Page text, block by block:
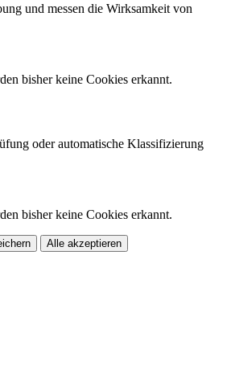
und messen die Wirksamkeit von
bisher keine Cookies erkannt.
oder automatische Klassifizierung
bisher keine Cookies erkannt.
Alle akzeptieren